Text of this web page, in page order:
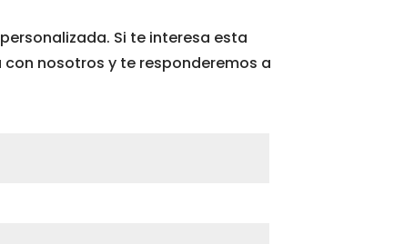
Si te interesa esta
nosotros y te responderemos a